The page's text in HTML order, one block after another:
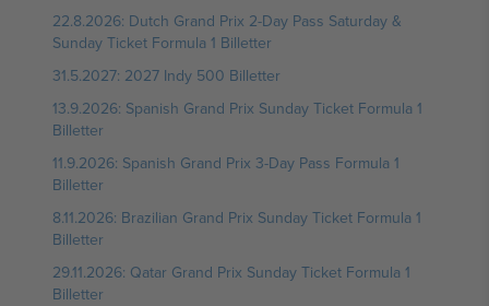
22.8.2026: Dutch Grand Prix 2-Day Pass Saturday &
Sunday Ticket Formula 1 Billetter
31.5.2027: 2027 Indy 500 Billetter
13.9.2026: Spanish Grand Prix Sunday Ticket Formula 1
Billetter
11.9.2026: Spanish Grand Prix 3-Day Pass Formula 1
Billetter
8.11.2026: Brazilian Grand Prix Sunday Ticket Formula 1
Billetter
29.11.2026: Qatar Grand Prix Sunday Ticket Formula 1
Billetter